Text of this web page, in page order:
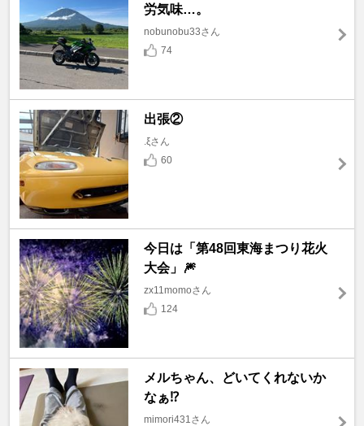
労気味…。
nobunobu33さん
74
出張②
.ξさん
60
今日は「第48回東海まつり花火
大会」🎆
zx11momoさん
124
メルちゃん、どいてくれないか
なぁ⁉️
mimori431さん